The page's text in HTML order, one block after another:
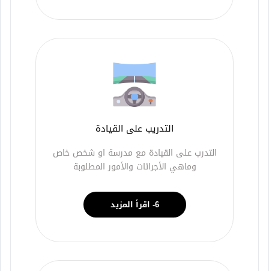
التدريب على القيادة
التدرب على القيادة مع مدرسة او شخص خاص
وماهي الأجرائات والأمور المطلوبة
6- اقرأ المزيد